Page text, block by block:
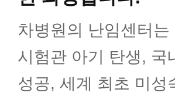
차병원의 난임센터
시험관 아기 탄생, 국
성공, 세계 최초 미성